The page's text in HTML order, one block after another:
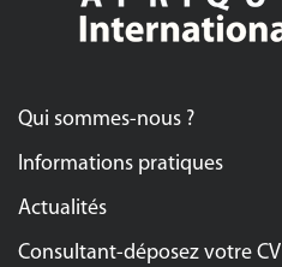
Qui sommes-nous ?
Informations pratiques
Actualités
Consultant-déposez votre CV